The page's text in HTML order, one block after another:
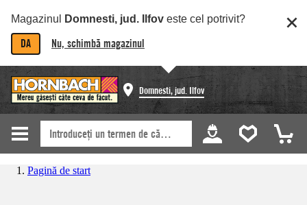
Magazinul Domnesti, jud. Ilfov este cel potrivit?
DA Nu, schimbă magazinul
Domnesti, jud. Ilfov
Pagină de start